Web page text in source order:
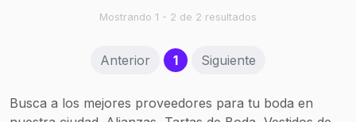
fuente de cascada,
principal rodeado de
crear una atmósfera
contemporánea y
interiores, jardines,
decoración, música,
integral durante todo el
Mostrando 1 - 2 de 2 resultados
Anterior 1(current)
Siguiente
Busca a los mejores proveedores para tu boda en